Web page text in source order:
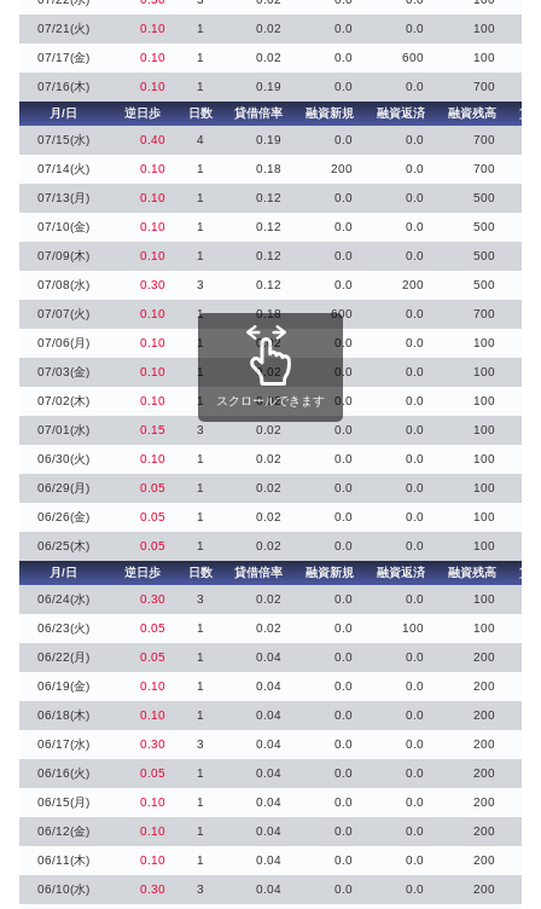
07/21(火) 0.10 1 0.02 0.0 0.0 100
07/17(金) 0.10 1 0.02 0.0 600 100
07/16(木) 0.10 1 0.19 0.0 0.0
700
月/日
逆日歩 日数 貸借倍率 融資新規 融資返済 融資残高
貸
07/15(水)
0.40 4 0.19 0.0 0.0 700
07/14(火) 0.10 1 0.18 200 0.0 700
07/13(月) 0.10 1 0.12 0.0 0.0 500
07/10(金) 0.10 1 0.12 0.0 0.0 500
07/09(木) 0.10 1 0.12 0.0 0.0 500
07/08(水) 0.30 3 0.12 0.0 200 500
07/07(火) 0.10 1 0.18 600 0.0 700
07/06(月) 0.10 1 0.02 0.0 0.0 100
07/03(金) 0.10 1 0.02 0.0 0.0 100
07/02(木) 0.10 1 0.02 0.0 0.0 100
07/01(水) 0.15 3 0.02 0.0 0.0 100
06/30(火) 0.10 1 0.02 0.0 0.0 100
06/29(月) 0.05 1 0.02 0.0 0.0 100
06/26(金) 0.05 1 0.02 0.0 0.0 100
06/25(木) 0.05 1 0.02 0.0 0.0
100
月/日
逆日歩 日数 貸借倍率 融資新規 融資返済 融資残高
貸
06/24(水)
0.30 3 0.02 0.0 0.0 100
06/23(火) 0.05 1 0.02 0.0 100 100
06/22(月) 0.05 1 0.04 0.0 0.0 200
06/19(金) 0.10 1 0.04 0.0 0.0 200
06/18(木) 0.10 1 0.04 0.0 0.0 200
06/17(水) 0.30 3 0.04 0.0 0.0 200
06/16(火) 0.05 1 0.04 0.0 0.0 200
06/15(月) 0.10 1 0.04 0.0 0.0 200
06/12(金) 0.10 1 0.04 0.0 0.0 200
06/11(木) 0.10 1 0.04 0.0 0.0 200
06/10(水) 0.30 3 0.04 0.0 0.0 200
スクロールできます